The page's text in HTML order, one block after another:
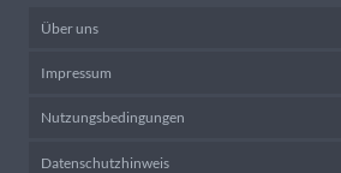
Über uns
Impressum
Nutzungsbedingungen
Datenschutzhinweis